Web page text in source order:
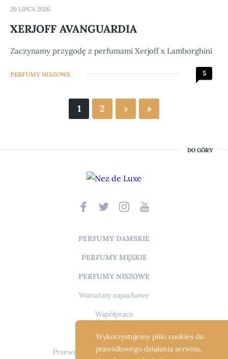
29 LIPCA 2026
XERJOFF AVANGUARDIA
Zaczynamy przygodę z perfumami Xerjoff x Lamborghini
PERFUMY NISZOWE 5
1 2 › »
DO GÓRY
PERFUMY DAMSKIE
PERFUMY MĘSKIE
PERFUMY NISZOWE
Warsztaty zapachowe
Współpraca
O mnie
Przewodnik po świecie perfum i FAQ
Wykorzystujemy pliki cookies do
prawidłowego działania serwisu,